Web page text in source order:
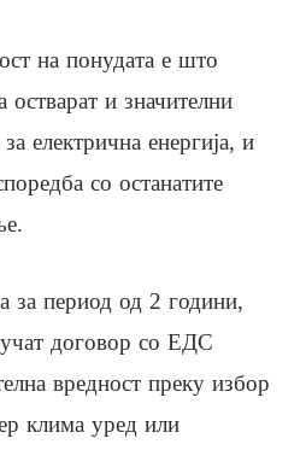
на понудата е што
и значителни
електрична енергија, и
со останатите
за период од 2 години,
договор со ЕДС
вредност преку избор
клима уред или